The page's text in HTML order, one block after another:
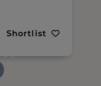
Shortlist